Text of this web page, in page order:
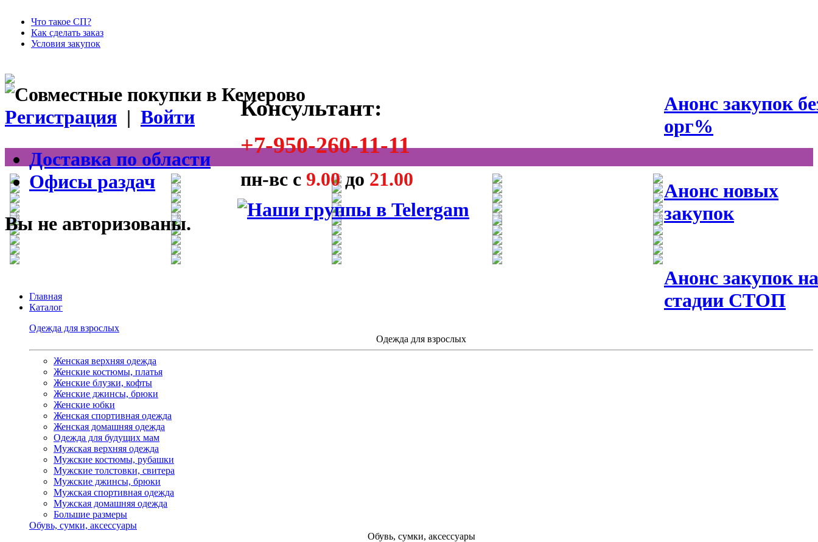
Что такое СП?
Как сделать заказ
Условия закупок
Анонс закупок
орг%
Анонс новых
закупок
Анонс закупок на
стадии СТОП
Консультант:
+7-950-260-11-11
пн-вс с 9.00до 21.00
Регистрация | Войти
Доставка по области
Офисы раздач
Вы не авторизованы.
Главная
Каталог
Одежда для взрослых
Одежда для взрослых
Женская верхняя одежда
Женские костюмы, платья
Женские блузки, кофты
Женские джинсы, брюки
Женские юбки
Женская спортивная одежда
Женская домашняя одежда
Одежда для будущих мам
Мужская верхняя одежда
Мужские костюмы, рубашки
Мужские толстовки, свитера
Мужские джинсы, брюки
Мужская спортивная одежда
Мужская домашняя одежда
Большие размеры
Обувь, сумки, аксессуары
Обувь, сумки, аксессуары